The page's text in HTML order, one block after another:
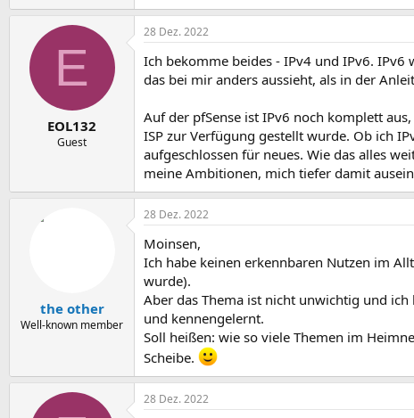
E
EOL132
Guest
28 Dez. 2022
Ich bekomme beides - IPv4 und IPv6.
das bei mir anders aussieht, als in der
Auf der pfSense ist IPv6 noch komplett
ISP zur Verfügung gestellt wurde. Ob ich
aufgeschlossen für neues. Wie das alles
meine Ambitionen, mich tiefer damit
the other
Well-known member
28 Dez. 2022
Moinsen,
Ich habe keinen erkennbaren Nutzen im
wurde).
Aber das Thema ist nicht unwichtig und
und kennengelernt.
Soll heißen: wie so viele Themen im
Scheibe.
28 Dez. 2022